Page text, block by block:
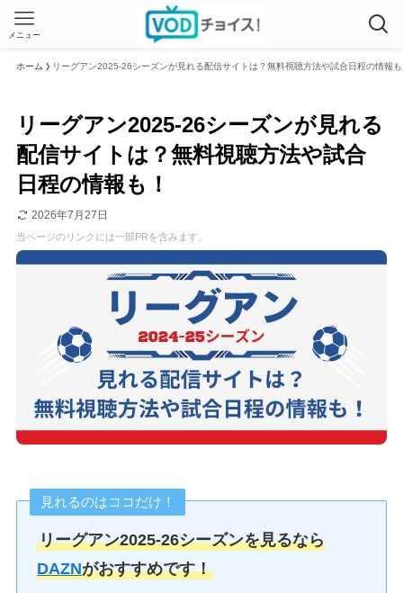
メニュー
ホーム リーグアン2025-26シーズンが見れる配信サイトは？無料視聴方法や試合日程の情報
リーグアン2025-26シーズンが見れる
配信サイトは？無料視聴方法や試合
日程の情報も！
2026年7月27日
当ページのリンクには一部PRを含みます。
見れるのはココだけ！
リーグアン2025-26シーズンを見るなら
DAZNがおすすめです！